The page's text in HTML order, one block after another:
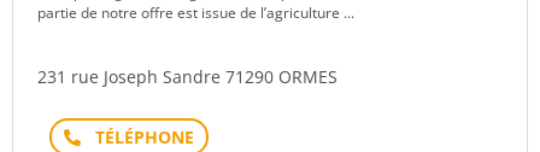
partie de notre offre est issue de l’agriculture ...
231 rue Joseph Sandre 71290 ORMES
Téléphone